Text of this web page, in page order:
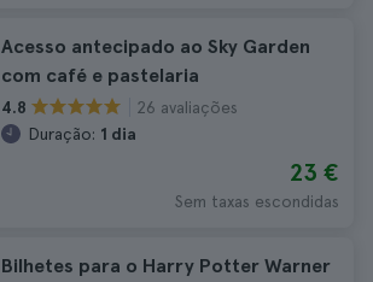
Acesso antecipado ao Sky Garden
com café e pastelaria
4.8
26 avaliações
Duração: 1 dia
23 €
Sem taxas escondidas
Bilhetes para o Harry Potter Warner